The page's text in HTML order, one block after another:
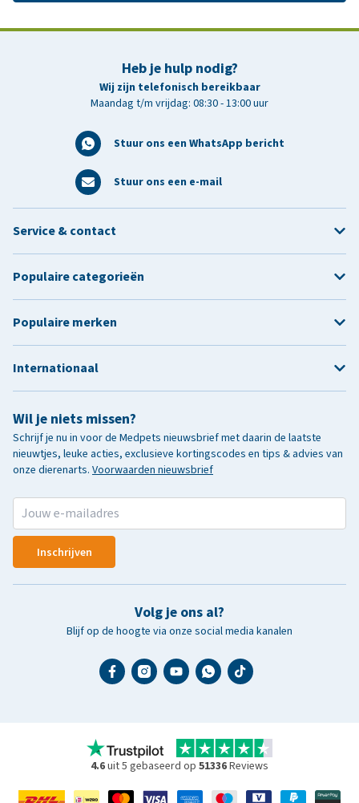
Heb je hulp nodig?
Wij zijn telefonisch bereikbaar
Maandag t/m vrijdag: 08:30 - 13:00 uur
Stuur ons een WhatsApp bericht
Stuur ons een e-mail
Wil je niets missen?
Schrijf je nu in voor de Medpets nieuwsbrief met daarin de laatste
nieuwtjes, leuke acties, exclusieve kortingscodes en tips & advies van
onze dierenarts. Voorwaarden nieuwsbrief
Inschrijven
Volg je ons al?
Blijf op de hoogte via onze social media kanalen
Service & contact
Populaire categorieën
Populaire merken
Internationaal
4.6uit 5 gebaseerd op 51336Reviews